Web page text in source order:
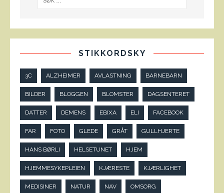
STIKKORDSKY
3C ALZHEIMER AVLASTNING BARNEBARN
BILDER BLOGGEN BLOMSTER DAGSENTERET
DATTER DEMENS EBIXA ELI FACEBOOK
FAR FOTO GLEDE GRÅT GULLHJERTE
HANS BØRLI HELSETUNET HJEM
HJEMMESYKEPLEIEN KJÆRESTE KJÆRLIGHET
MEDISINER NATUR NAV OMSORG